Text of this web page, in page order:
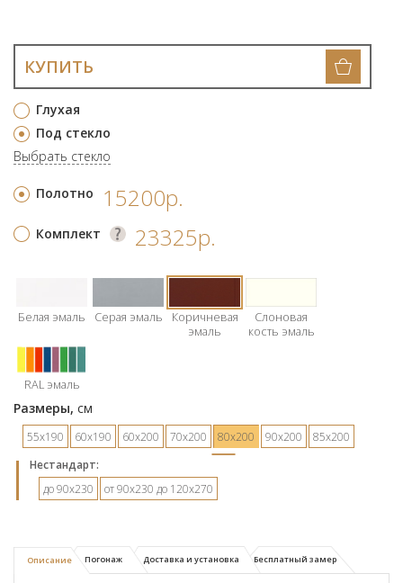
Глухая
Под стекло
Выбрать стекло
КУПИТЬ
Полотно 15200р.
Комплект 23325р.
Белая эмаль Серая эмаль
Коричневая
эмаль
Слоновая
кость эмаль
RAL эмаль
Размеры, см
55х190 60х190 60х200 70х200 80х200 90х200
85х200
Hестандарт:
до 90х230
от 90х230 до 120х270
Описание Погонаж Доставка и установка Бесплатный замер